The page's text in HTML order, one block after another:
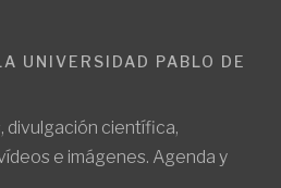
UNIVERSIDAD PABLO DE
divulgación científica,
e imágenes. Agenda y